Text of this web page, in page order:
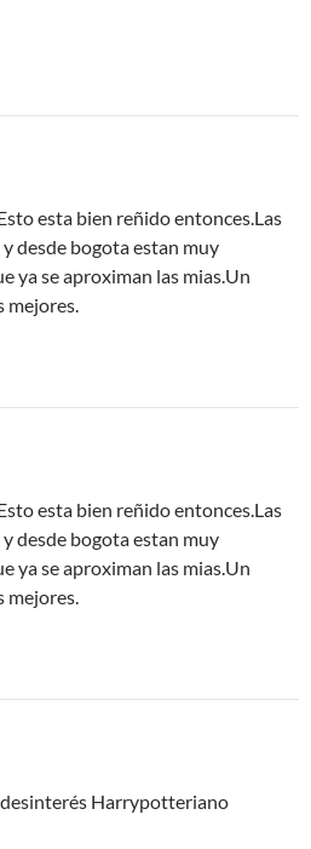
esta bien reñido entonces.Las
desde bogota estan muy
ya se aproximan las mias.Un
mejores.
esta bien reñido entonces.Las
desde bogota estan muy
ya se aproximan las mias.Un
mejores.
Harrypotteriano